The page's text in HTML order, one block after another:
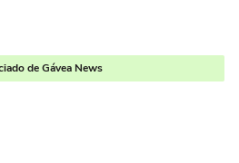
de Gávea News